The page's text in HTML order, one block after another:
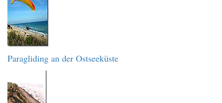
Paragliding an der Ostseeküste